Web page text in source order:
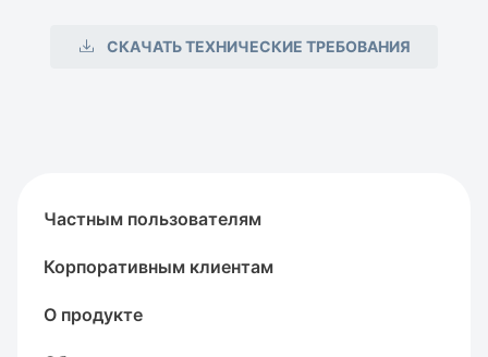
СКАЧАТЬ ТЕХНИЧЕСКИЕ ТРЕБОВАНИЯ
Частным пользователям
Корпоративным клиентам
О продукте